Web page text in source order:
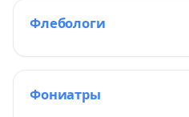
Флебологи
Фониатры